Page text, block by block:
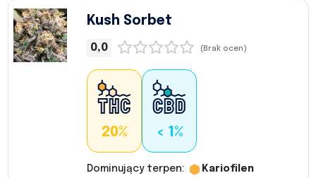
Kush Sorbet
0,0 (Brak ocen)
20% < 1%
Dominujący terpen: Kariofilen